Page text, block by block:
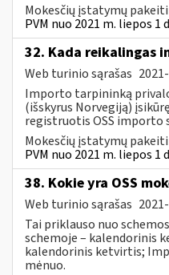
Mokesčių įstatymų
PVM nuo 2021 m. liepos 1
32. Kada reikalingas
Web turinio sąrašas
Importo tarpininką
(išskyrus Norvegiją)
registruotis OSS importo
Mokesčių įstatymų
PVM nuo 2021 m. liepos 1
38. Kokie yra OSS
Web turinio sąrašas
Tai priklauso nuo
schemoje – kalendorinis
kalendorinis ketvirtis;
mėnuo.